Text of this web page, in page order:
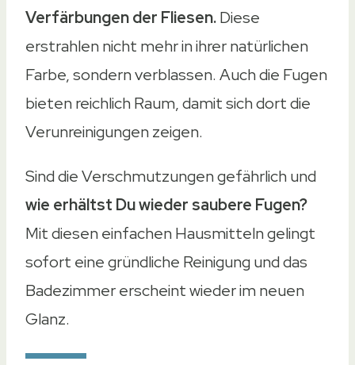
Verfärbungen der Fliesen.Diese
erstrahlen nicht mehr in ihrer natürlichen
Farbe, sondern verblassen. Auch die Fugen
bieten reichlich Raum, damit sich dort die
Verunreinigungen zeigen.
Sind die Verschmutzungen gefährlich und
wie erhältst Du wieder saubere Fugen?
Mit diesen einfachen Hausmitteln gelingt
sofort eine gründliche Reinigung und das
Badezimmer erscheint wieder im neuen
Glanz.